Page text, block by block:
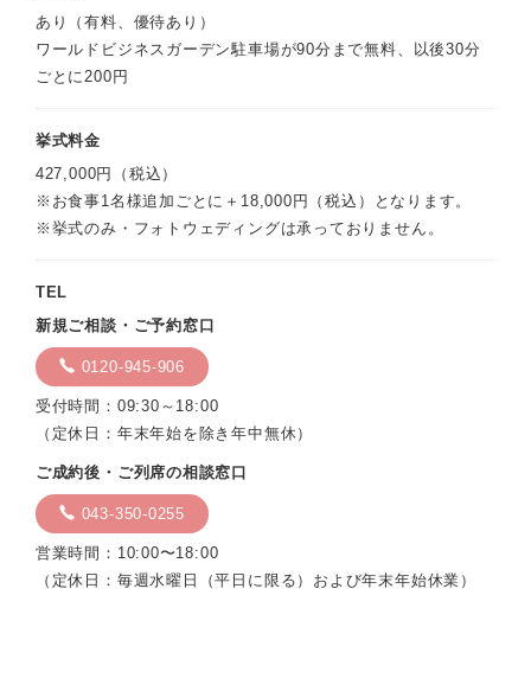
あり（有料、優待あり）
ワールドビジネスガーデン駐車場が90分まで無料、以後30分
ごとに200円
挙式料金
427,000円（税込）
※お食事1名様追加ごとに＋18,000円（税込）となります。
※挙式のみ・フォトウェディングは承っておりません。
TEL
新規ご相談・ご予約窓口
0120-945-906
受付時間：09:30～18:00
（定休日：年末年始を除き年中無休）
ご成約後・ご列席の相談窓口
043-350-0255
営業時間：10:00〜18:00
（定休日：毎週水曜日（平日に限る）および年末年始休業）